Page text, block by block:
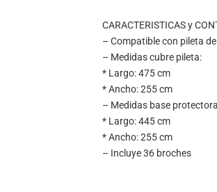
CARACTERISTICAS y
– Compatible con pileta
– Medidas cubre pileta:
* Largo: 475 cm
* Ancho: 255 cm
– Medidas base
* Largo: 445 cm
* Ancho: 255 cm
– Incluye 36 broches